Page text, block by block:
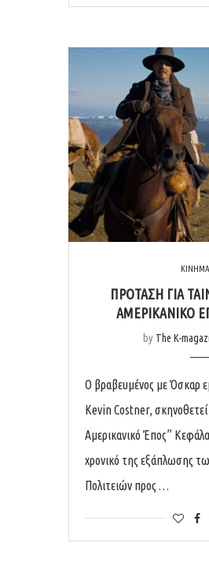
ΠΡΟΤΑΣΗ ΓΙΑ
ΑΜΕΡΙΚΑΝΙΚΟ
by The K-
Ο βραβευμένος με Όσκαρ
Kevin Costner,
Αμερικανικό Έπος”
χρονικό της εξάπλωσης
Πολιτειών προς …